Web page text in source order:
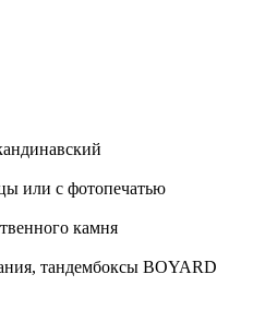
или с фотопечатью
камня
тандембоксы BOYARD